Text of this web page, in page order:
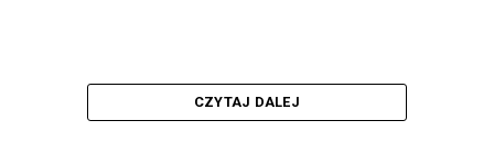
CZYTAJ DALEJ